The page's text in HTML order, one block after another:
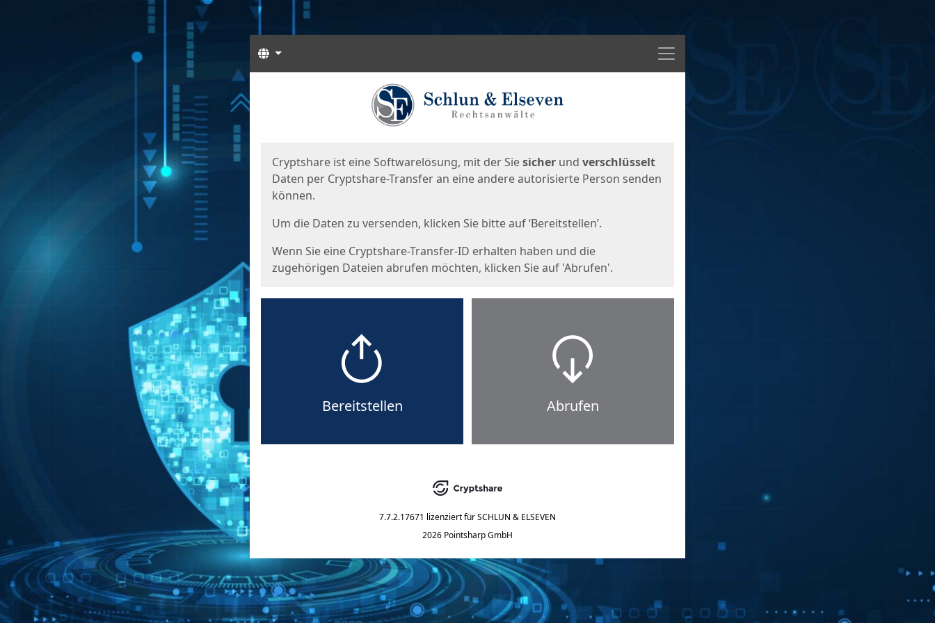
Menü
Sprachen
Cryptshare ist eine Softwarelösung, mit der Siesicher und verschlüsselt
Daten per Cryptshare-Transfer an eine andere autorisierte Person senden
können.
Um die Daten zu versenden, klicken Sie bitte auf ‘Bereitstellen’.
Wenn Sie eine Cryptshare-Transfer-ID erhalten haben und die
zugehörigen Dateien abrufen möchten, klicken Sie auf 'Abrufen'.
Bereitstellen Abrufen
7.7.2.17671 lizenziert fürSCHLUN & ELSEVEN
2026 Pointsharp GmbH